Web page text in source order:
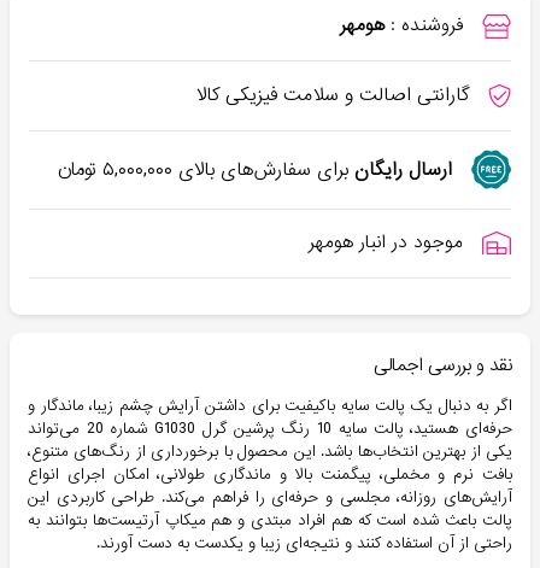
فروشنده : هومهر
گارانتی اصالت و سلامت فیزیکی کالا
ارسال رایگانبرای سفارش‌های بالای ۵,۰۰۰,۰۰۰تومان
موجود در انبار هومهر
نقد و بررسی اجمالی
اگر به دنبال یک پالت سایه باکیفیت برای داشتن آرایش چشم زیبا، ماندگار و
حرفه‌ای هستید، پالت سایه 10 رنگ پرشین گرل G1030 شماره 20 می‌تواند
یکی از بهترین انتخاب‌ها باشد. این محصول با برخورداری از رنگ‌های متنوع،
بافت نرم و مخملی، پیگمنت بالا و ماندگاری طولانی، امکان اجرای انواع
آرایش‌های روزانه، مجلسی و حرفه‌ای را فراهم می‌کند. طراحی کاربردی این
پالت باعث شده است که هم افراد مبتدی و هم میکاپ آرتیست‌ها بتوانند به
راحتی از آن استفاده کنند و نتیجه‌ای زیبا و یکدست به دست آورند.